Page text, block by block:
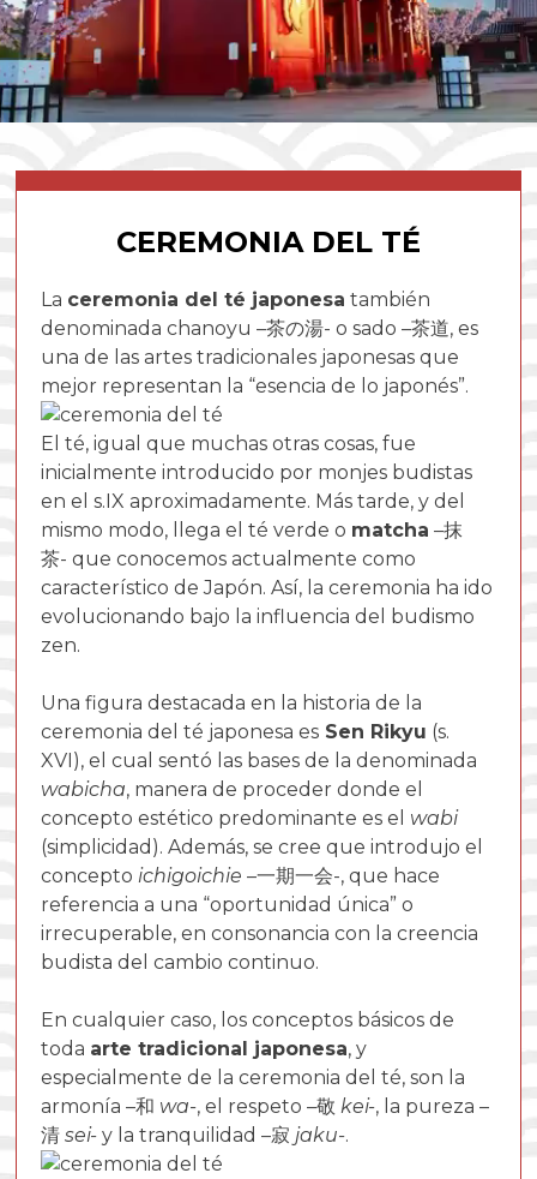
CEREMONIA DEL TÉ
La ceremonia del té japonesa también
denominada chanoyu –茶の湯- o sado –茶道, es
una de las artes tradicionales japonesas que
mejor representan la “esencia de lo japonés”.
El té, igual que muchas otras cosas, fue
inicialmente introducido por monjes budistas
en el s.IX aproximadamente. Más tarde, y del
mismo modo, llega el té verde o matcha –抹
茶- que conocemos actualmente como
característico de Japón. Así, la ceremonia ha ido
evolucionando bajo la influencia del budismo
zen.
Una figura destacada en la historia de la
ceremonia del té japonesa es Sen Rikyu (s.
XVI), el cual sentó las bases de la denominada
wabicha, manera de proceder donde el
concepto estético predominante es el wabi
(simplicidad). Además, se cree que introdujo el
concepto ichigoichie –一期一会-, que hace
referencia a una “oportunidad única” o
irrecuperable, en consonancia con la creencia
budista del cambio continuo.
En cualquier caso, los conceptos básicos de
toda arte tradicional japonesa, y
especialmente de la ceremonia del té, son la
armonía –和 wa-, el respeto –敬kei-, la pureza –
清sei- y la tranquilidad –寂 jaku-.